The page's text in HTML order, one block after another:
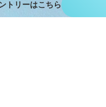
トリーはこちら